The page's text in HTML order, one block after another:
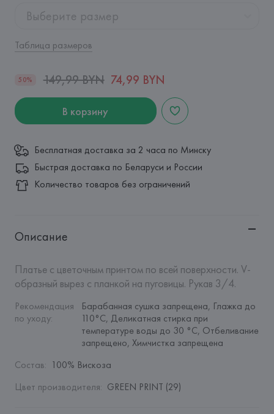
Выберите размер
Таблица размеров
50% 149,99 BYN 74,99 BYN
В корзину
Бесплатная доставка за 2 часа по Минску
Быстрая доставка по Беларуси и России
Количество товаров без ограничений
Описание
Платье с цветочным принтом по всей поверхности. V-
образный вырез с планкой на пуговицы. Рукав 3/4.
Рекомендация
по уходу:
Барабанная сушка запрещена, Глажка до
110°C, Деликатная стирка при
температуре воды до 30 °C, Отбеливание
запрещено, Химчистка запрещена
Состав: 100% Вискоза
Цвет производителя: GREEN PRINT (29)